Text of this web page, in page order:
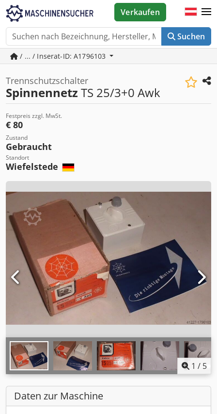
Suchen
Verkaufen
/ ... / Inserat-ID: A1796103
Trennschutzschalter
Spinnennetz TS 25/3+0 Awk
Festpreis zzgl. MwSt.
€ 80
Zustand
Gebraucht
Standort
Wiefelstede
1 / 5
Daten zur Maschine